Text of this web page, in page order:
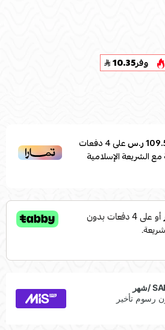
وفر10.35
ر.س على4دفعات
الشريعة الإسلامية